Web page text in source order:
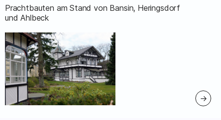
Prachtbauten am Stand von Bansin, Heringsdorf
und Ahlbeck